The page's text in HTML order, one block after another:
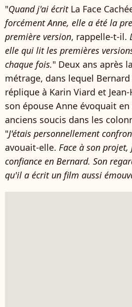
"Quand j'ai écritLa Face
forcément Anne, elle a été la
première version, rappelle-t-il.
elle qui lit les premières
chaque fois." Deux ans après
métrage, dans lequel
réplique à Karin Viard et
son épouse Anne évoquait
anciens soucis dans les
"J'étais personnellement
avouait-elle. Face à son
confiance en Bernard. Son
qu'il a écrit un film aussi